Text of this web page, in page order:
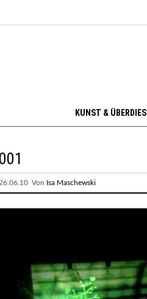
KUNST & ÜBERDIES
001
26.06.10 Von Isa Maschewski